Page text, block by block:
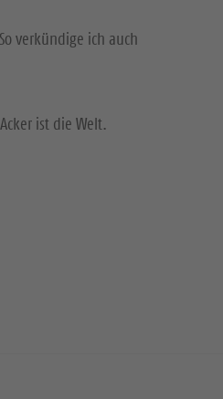
verkündige ich auch
ist die Welt.